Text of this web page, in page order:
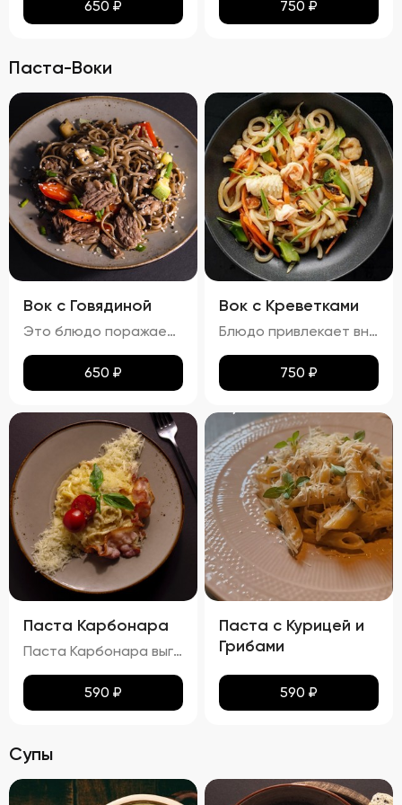
650 ₽ 750 ₽
Паста-Воки
Вок с Говядиной
Это блюдо поражает своими яркими красками и аппетитным видом. Говядина равномерно обжарена до золотистой корочки, а овощи сохраняют свою свежесть и привлекательность. Мягкая, но не переваренная лапша служит идеальной основой для сочетания всех ингредиентов. Кинза и кунжут добавляют завершающий штрих, делая блюдо еще более соблазнительным. Вкус вок с говядиной богат и сбалансирован. Мясо источает насыщенный аромат, болгарский перец привносит сладкие нотки, а устричный и соевый соусы добавляют пикантности. Свежий вкус кинзы подчеркивает гармонию всех компонентов. Аромат блюда завораживает, наполняя пространство нотками чеснока и жареного мяса. Консистенция блюда тоже радует: говядина нежная и сочная, овощи слегка хрустят, а лапша мягкая и эластичная. Цукини сохраняют свою форму и текстуру, добавляя блюду дополнительный объем и разнообразие.
650 ₽
Вок с Креветками
Блюдо привлекает внимание ярким и аппетитным видом, где разноцветные овощи и розовые креветки создают живописную композицию. Лапша мягкая, но сохраняет упругую текстуру, не теряя формы. Айсберг и огурцы добавляют свежести и легкости, украшая блюдо и придавая ему особый шарм. Вкус вок с креветками насыщен морскими нотками, которые гармонично сочетаются с ароматами чеснока и лука. Овощи вносят свои свежие и сладковатые оттенки, а соус добавляет пикантности и завершает вкусовую гамму. Аромат блюда пленяет нотками морепродуктов и жареных овощей, возбуждая аппетит. Консистенция блюда радует разнообразием: креветки нежные и сочные, овощи слегка хрустят, сохраняя свою форму и текстуру, а лапша остается мягкой и эластичной. Цукини и огурец также сохраняют свою структуру, добавляя блюду дополнительные текстуры и объемы.
750 ₽
Паста Карбонара
Паста Карбонара выглядит аппетитно, с глянцевыми макаронами, покрытыми сливочно-яичным соусом. Пармезан и базилик добавляют контраст и завершают внешний вид блюда, делая его еще более привлекательным. Вкус пасты Карбонара насыщен сливочными нотками, с оттенками копчёного вкуса грудинки и лёгкими нюансами чеснока и лука. Запах блюда богат и манящ, с ароматами чеснока, лука и пармезана. Консистенция пасты идеальна: макароны упругие (al dente), а соус густой и обволакивает каждую макаронину. Грудинка хрустящая снаружи и нежная внутри, что добавляет блюду особую текстурную сложность.
590 ₽
Паста с Курицей и
Грибами
590 ₽
Супы